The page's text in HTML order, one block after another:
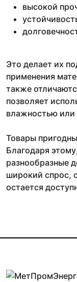
высокой
Это делает их
применения
также
позволяет
влажностью или
Товары
Благодаря
разнообразные
широкий спрос,
остается